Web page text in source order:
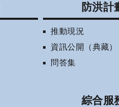
防洪計
推動現況
資訊公開（典藏）
問答集
綜合服